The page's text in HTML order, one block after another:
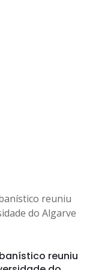
reuniu